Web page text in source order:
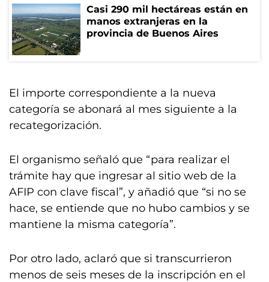
Casi 290 mil hectáreas están en
manos extranjeras en la
provincia de Buenos Aires
El importe correspondiente a la nueva
categoría se abonará al mes siguiente a la
recategorización.
El organismo señaló que “para realizar el
trámite hay que ingresar al sitio web de la
AFIP con clave fiscal”, y añadió que “si no se
hace, se entiende que no hubo cambios y se
mantiene la misma categoría”.
Por otro lado, aclaró que si transcurrieron
menos de seis meses de la inscripción en el